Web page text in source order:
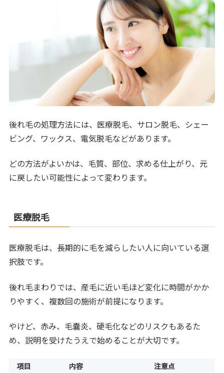
後れ毛の処理方法には、医療脱毛、サロン脱毛、シェー
ビング、ワックス、電気脱毛などがあります。
どの方法がよいかは、毛質、部位、求める仕上がり、元
に戻したい可能性によって変わります。
医療脱毛
医療脱毛は、長期的に毛を減らしたい人に向いている選
択肢です。
後れ毛まわりでは、産毛に近い毛ほど変化に時間がかか
りやすく、複数回の施術が前提になります。
やけど、赤み、毛嚢炎、硬毛化などのリスクもあるた
め、説明を受けたうえで始めることが大切です。
項目 内容 注意点